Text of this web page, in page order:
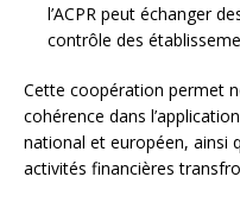
l’ACPR peut échanger
contrôle des
Cette coopération permet
cohérence dans
national et européen, ainsi
activités financières